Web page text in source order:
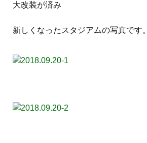
大改装が済み
新しくなったスタジアムの写真です。